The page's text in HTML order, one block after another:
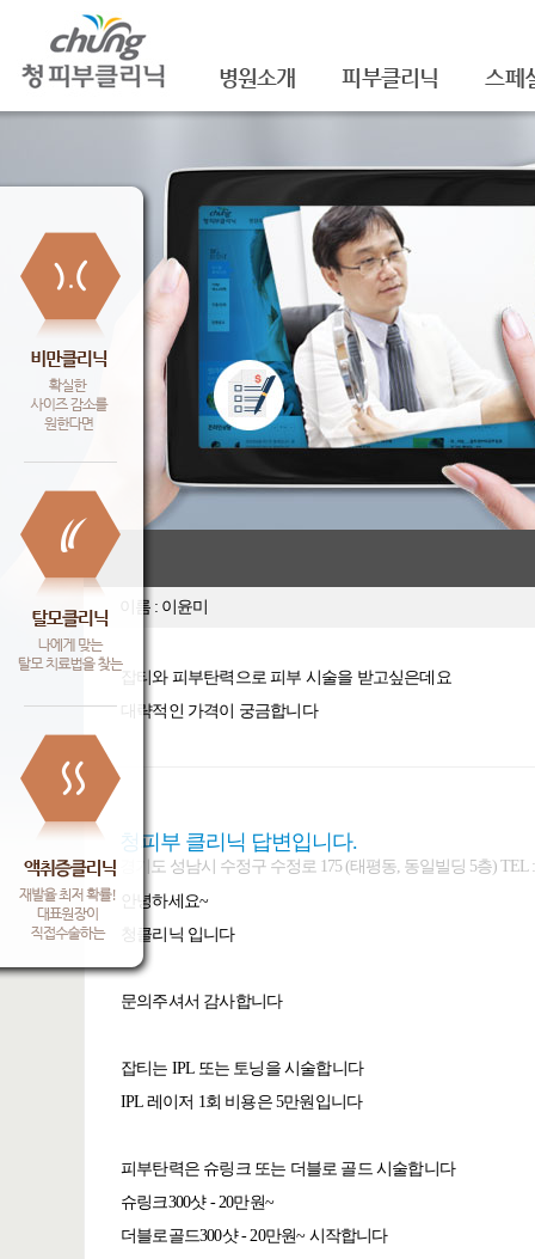
병원소개 피부클리닉 스페
진료안내
레이저장비소개
병원 둘러보기
찾아오시는 길
공지사항
여드름자국/흉터
기미/색소
주근깨/잡티
점/검버섯
문신제거
안면홍조
피부질환치료
셀라
물광
아쿠
백옥
신데
슈
셀렉
이름 : 이윤미
잡티와 피부탄력으로 피부 시술을 받고싶은데요
대략적인 가격이 궁금합니다
청피부 클리닉 답변입니다.
경기도 성남시 수정구 수정로 175 (태평동, 동일빌딩 5층) TEL :
안녕하세요~
청클리닉 입니다
문의주셔서 감사합니다
잡티는 IPL 또는 토닝을 시술합니다
IPL 레이저 1회 비용은 5만원입니다
피부탄력은 슈링크 또는 더블로 골드 시술합니다
슈링크300샷 - 20만원~
더블로골드300샷 - 20만원~ 시작합니다